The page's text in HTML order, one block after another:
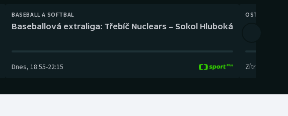
BASEBALL A SOFTBAL
Baseballová extraliga: Třebíč Nuclears – Sokol Hluboká
Dnes, 18:55-22:15
OSTATNÍ
Zítra